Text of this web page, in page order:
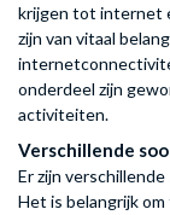
krijgen tot internet
zijn van vitaal
onderdeel zijn
activiteiten.
Verschillende
Er zijn
Het is belangrijk